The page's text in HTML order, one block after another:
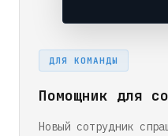
ДЛЯ КОМАНДЫ
Помощник для
Новый сотрудник